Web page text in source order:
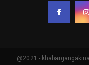
@2021 -